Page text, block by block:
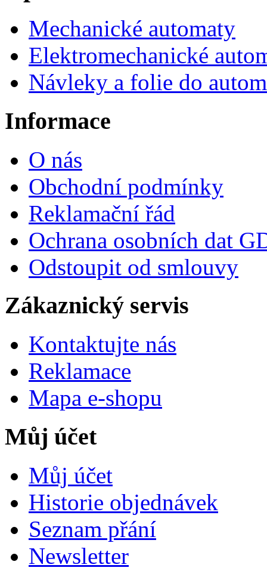
Mechanické automaty
Elektromechanické
Návleky a folie do
Informace
O nás
Obchodní podmínky
Reklamační řád
Ochrana osobních dat
Odstoupit od smlouvy
Zákaznický servis
Kontaktujte nás
Reklamace
Mapa e-shopu
Můj účet
Můj účet
Historie objednávek
Seznam přání
Newsletter